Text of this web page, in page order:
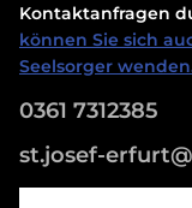
Kontaktanfragen
können Sie sich
Seelsorger
0361 7312385
st.josef-